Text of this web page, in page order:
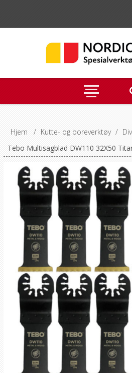
Hjem / Kutte- og boreverktøy /
Tebo Multisagblad DW110 32X50